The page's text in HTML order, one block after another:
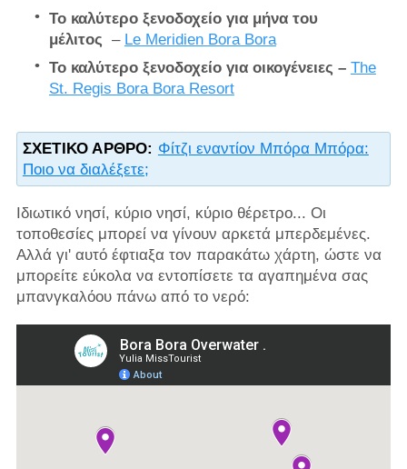
Το καλύτερο ξενοδοχείο για μήνα του
μέλιτος – Le Meridien Bora Bora
Το καλύτερο ξενοδοχείο για οικογένειες – The
St. Regis Bora Bora Resort
ΣΧΕΤΙΚΌ ΆΡΘΡΟ: Φίτζι εναντίον Μπόρα Μπόρα:
Ποιο να διαλέξετε;
Ιδιωτικό νησί, κύριο νησί, κύριο θέρετρο... Οι
τοποθεσίες μπορεί να γίνουν αρκετά μπερδεμένες.
Αλλά γι' αυτό έφτιαξα τον παρακάτω χάρτη, ώστε να
μπορείτε εύκολα να εντοπίσετε τα αγαπημένα σας
μπανγκαλόου πάνω από το νερό: